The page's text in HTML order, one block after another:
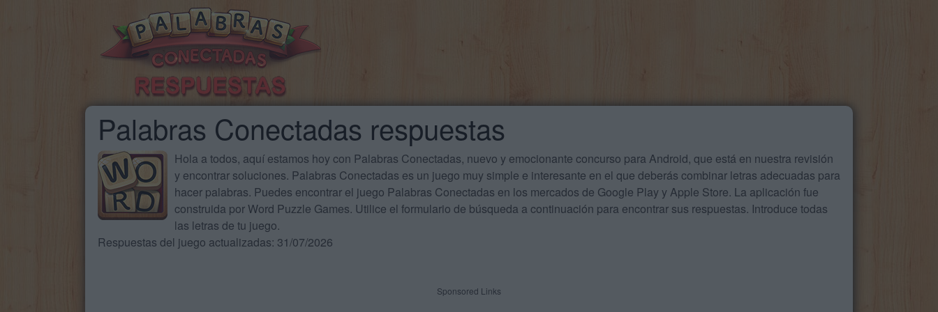
Palabras Conectadas respuestas
Hola a todos, aquí estamos hoy con Palabras Conectadas, nuevo y emocionante concurso para Android, que está en nuestra revisión
y encontrar soluciones. Palabras Conectadas es un juego muy simple e interesante en el que deberás combinar letras adecuadas para
hacer palabras. Puedes encontrar el juego Palabras Conectadas en los mercados de Google Play y Apple Store. La aplicación fue
construida por Word Puzzle Games. Utilice el formulario de búsqueda a continuación para encontrar sus respuestas. Introduce todas
las letras de tu juego.
Respuestas del juego actualizadas: 31/07/2026
Sponsored Links